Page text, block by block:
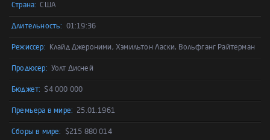
Страна: США
Длительность: 01:19:36
Режиссер: Клайд Джероними, Хэмильтон Ласки, Вольфганг Райтерман
Продюсер: Уолт Дисней
Бюджет: $4 000 000
Премьера в мире: 25.01.1961
Сборы в мире: $215 880 014